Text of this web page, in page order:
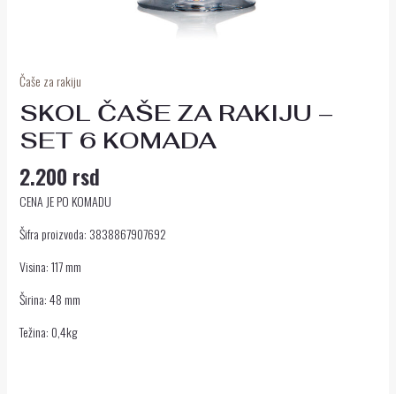
Čaše za rakiju
SKOL ČAŠE ZA RAKIJU –
SET 6 KOMADA
2.200 rsd
CENA JE PO KOMADU
Šifra proizvoda: 3838867907692
Visina: 117 mm
Širina: 48 mm
Težina: 0,4kg